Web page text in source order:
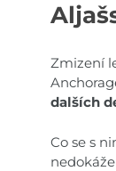
Zmizení
dalších
Co se s